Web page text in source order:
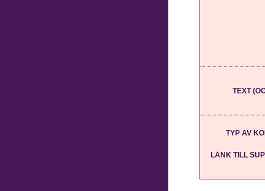
TEXT
TYP AV
LÄNK TILL